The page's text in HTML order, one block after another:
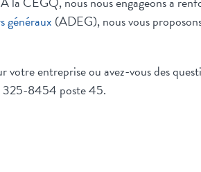
généraux (ADEG), nous vous
votre entreprise ou avez-vous des
325-8454 poste 45.